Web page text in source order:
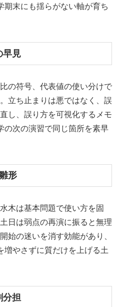
期末にも揺らがない軸が育ち
早見
の符号、代表値の使い分けで
立ち止まりは悪ではなく、誤
し、誤り方を可視化するメモ
の次の演習で同じ箇所を素早
形
木は基本問題で使い方を固
日は弱点の再演に振ると無理
始の迷いを消す効能があり、
増やさずに質だけを上げる土
分担